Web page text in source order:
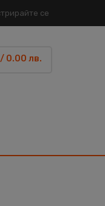
се
0.00 лв.